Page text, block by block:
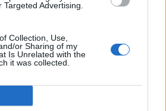
Advertising.
Collection, Use,
or Sharing of my
Is Unrelated with the
it was collected.
- -